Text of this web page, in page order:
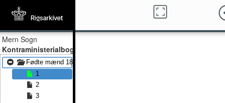
Mern Sogn
Kontraministerialbog
Fødte mænd 1814 - Fødte mænd 1836
1
2
3